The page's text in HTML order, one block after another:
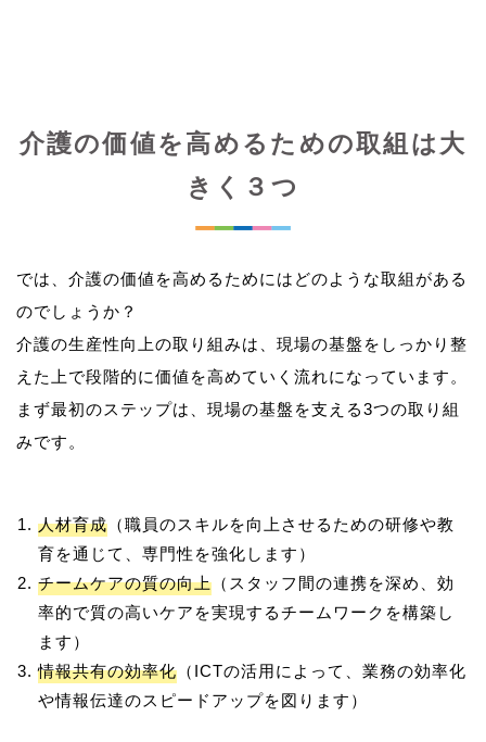
介護の価値を高めるための取組は大
きく３つ
では、介護の価値を高めるためにはどのような取組がある
のでしょうか？
介護の生産性向上の取り組みは、現場の基盤をしっかり整
えた上で段階的に価値を高めていく流れになっています。
まず最初のステップは、現場の基盤を支える3つの取り組
人材育成 （職員のスキルを向上させるための研修や教
育を通じて、専門性を強化します）
チームケアの質の向上 （スタッフ間の連携を深め、効
率的で質の高いケアを実現するチームワークを構築し
ます）
情報共有の効率化 （ICTの活用によって、業務の効率化
や情報伝達のスピードアップを図ります）